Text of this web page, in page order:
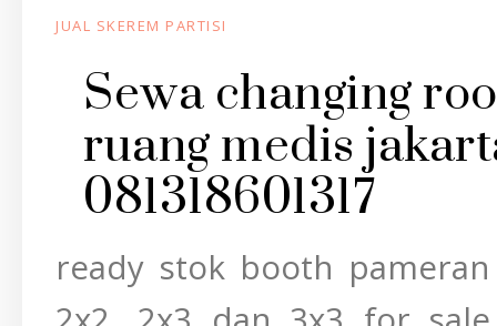
JUAL SKEREM PARTISI
Sewa changing
ruang medis
081318601317
ready stok booth